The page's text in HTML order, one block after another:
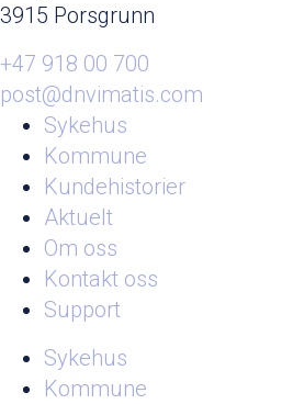
3915 Porsgrunn
+47 918 00 700
post@dnvimatis.com
Sykehus
Kommune
Kundehistorier
Aktuelt
Om oss
Kontakt oss
Support
Sykehus
Kommune